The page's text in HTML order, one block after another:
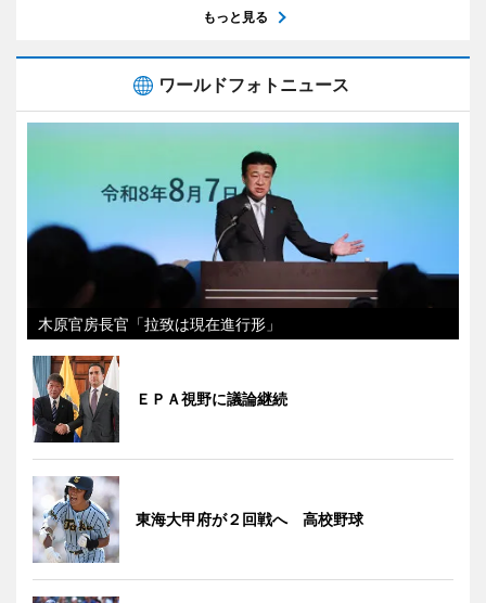
もっと見る
ワールドフォトニュース
木原官房長官「拉致は現在進行形」
ＥＰＡ視野に議論継続
東海大甲府が２回戦へ 高校野球